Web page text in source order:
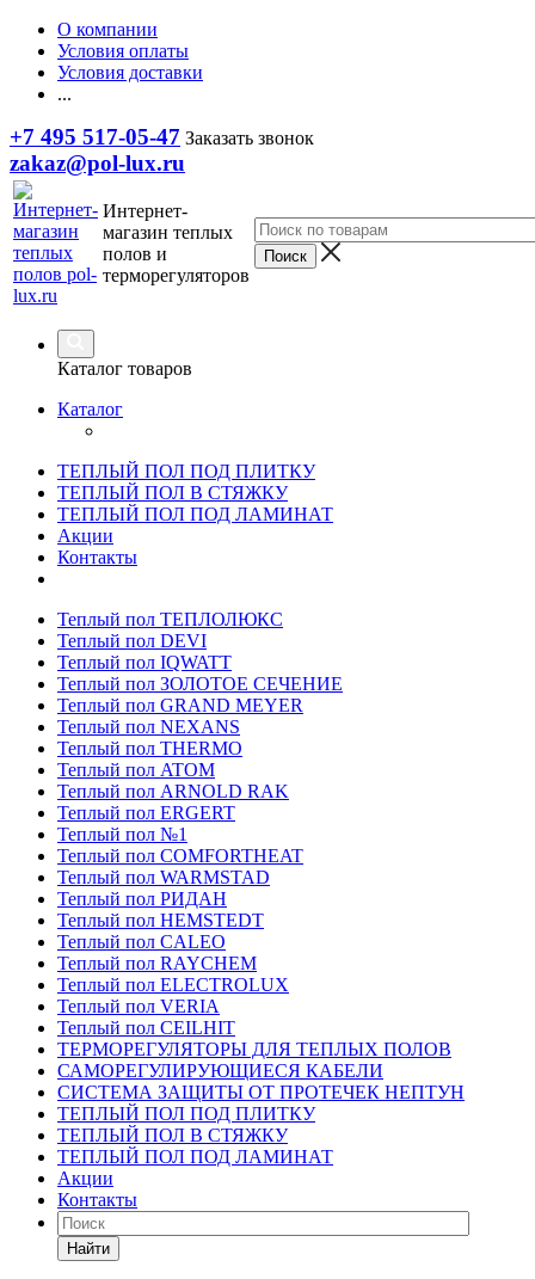
О компании
Условия оплаты
Условия доставки
...
+7 495 517-05-47 Заказать звонок
zakaz@pol-lux.ru
Интернет-
магазин теплых
полов и
терморегуляторов
Каталог товаров
Каталог
ТЕПЛЫЙ ПОЛ ПОД ПЛИТКУ
ТЕПЛЫЙ ПОЛ В СТЯЖКУ
ТЕПЛЫЙ ПОЛ ПОД ЛАМИНАТ
Акции
Контакты
Теплый пол ТЕПЛОЛЮКС
Теплый пол DEVI
Теплый пол IQWATT
Теплый пол ЗОЛОТОЕ СЕЧЕНИЕ
Теплый пол GRAND MEYER
Теплый пол NEXANS
Теплый пол THERMO
Теплый пол ATOM
Теплый пол ARNOLD RAK
Теплый пол ERGERT
Теплый пол №1
Теплый пол COMFORTHEAT
Теплый пол WARMSTAD
Теплый пол РИДАН
Теплый пол HEMSTEDT
Теплый пол CALEO
Теплый пол RAYCHEM
Теплый пол ELECTROLUX
Теплый пол VERIA
Теплый пол CEILHIT
ТЕРМОРЕГУЛЯТОРЫ ДЛЯ ТЕПЛЫХ ПОЛОВ
САМОРЕГУЛИРУЮЩИЕСЯ КАБЕЛИ
СИСТЕМА ЗАЩИТЫ ОТ ПРОТЕЧЕК НЕПТУН
ТЕПЛЫЙ ПОЛ ПОД ПЛИТКУ
ТЕПЛЫЙ ПОЛ В СТЯЖКУ
ТЕПЛЫЙ ПОЛ ПОД ЛАМИНАТ
Акции
Контакты
Найти